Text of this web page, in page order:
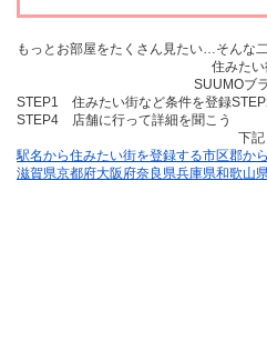
もっとお部屋をたくさん見たい…そんな
住みた
SUUMOブ
STEP1 住みたい街など条件を登録
STEP4 店舗に行って詳細を聞こう
下
駅名から住みたい街を登録する市区郡か
滋賀県京都府大阪府奈良県兵庫県和歌山